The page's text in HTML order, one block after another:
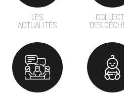
LES
ACTUALITÉS
DES